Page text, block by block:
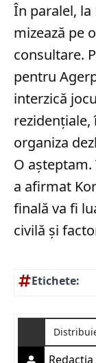
În paralel,
mizează pe
consultare.
pentru
interzică
organiza
O așteptam.
a afirmat
finală va fi
civilă și
Etichete:
Redactia